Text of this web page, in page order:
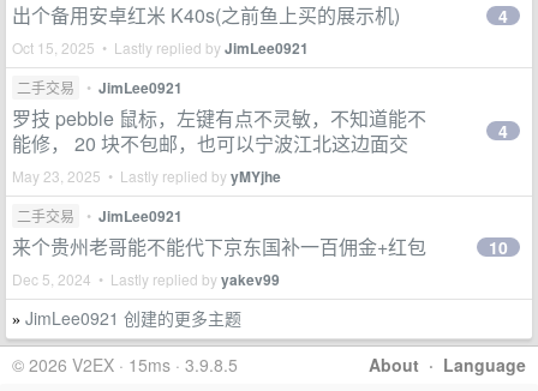
出个备用安卓红米 K40s(之前鱼上买的展示机)
Oct 15, 2025 • Lastly replied byJimLee0921
4
二手交易 • JimLee0921
罗技 pebble 鼠标，左键有点不灵敏，不知道能不
能修， 20 块不包邮，也可以宁波江北这边面交
May 23, 2025 • Lastly replied byyMYjhe
4
二手交易 • JimLee0921
来个贵州老哥能不能代下京东国补一百佣金+红包
Dec 5, 2024 • Lastly replied byyakev99
10
» JimLee0921 创建的更多主题
About · Language
© 2026 V2EX · 15ms · 3.9.8.5